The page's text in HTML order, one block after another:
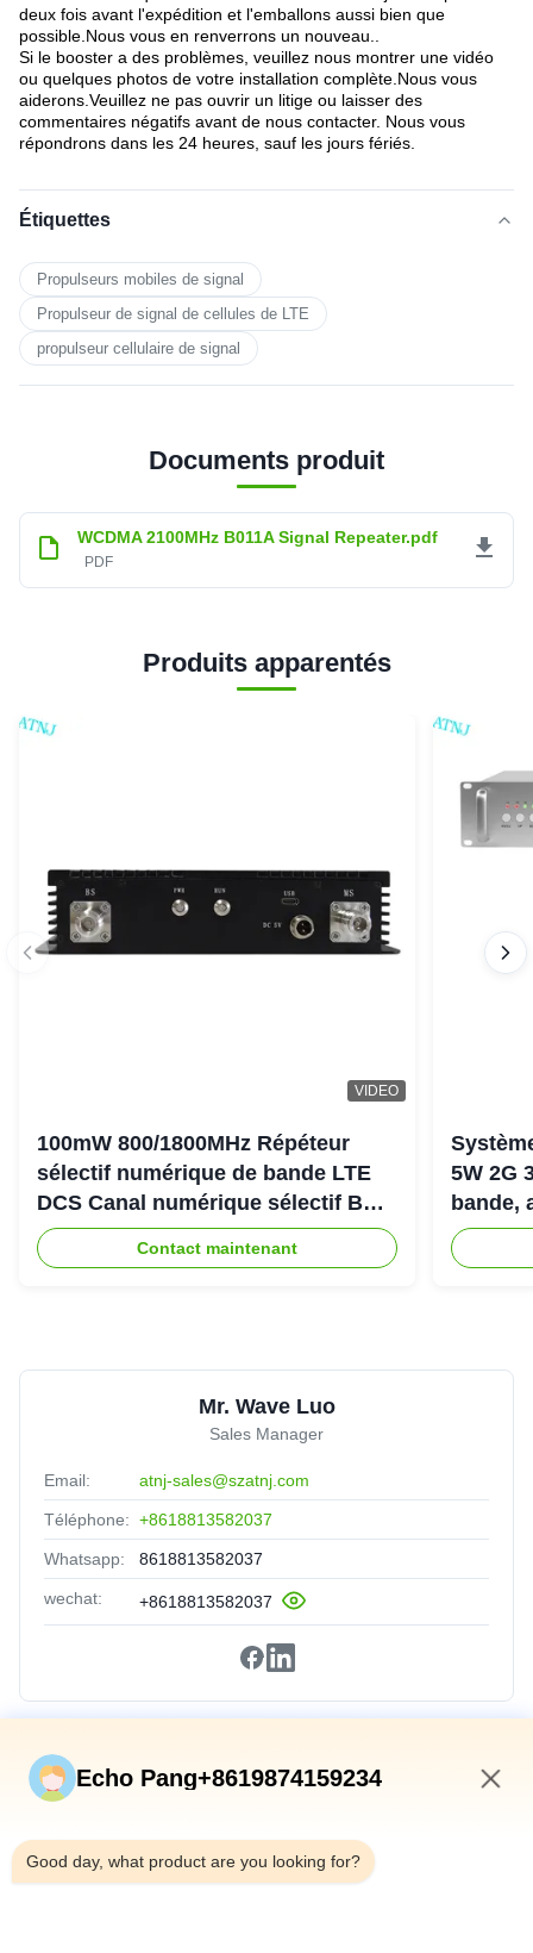
deux fois avant l'expédition et l'emballons aussi bien que
possible.Nous vous en renverrons un nouveau..
Si le booster a des problèmes, veuillez nous montrer une vidéo
ou quelques photos de votre installation complète.Nous vous
aiderons.Veuillez ne pas ouvrir un litige ou laisser des
commentaires négatifs avant de nous contacter. Nous vous
répondrons dans les 24 heures, sauf les jours fériés.
Étiquettes
Propulseurs mobiles de signal
Propulseur de signal de cellules de LTE
propulseur cellulaire de signal
Documents produit
WCDMA 2100MHz B011A Signal Repeater.pdf
PDF
Produits apparentés
VIDEO
100mW 800/1800MHz Répéteur
sélectif numérique de bande LTE
DCS Canal numérique sélectif Bda
Pico Répéteur
Contact maintenant
5W 2G
bande,
Mr. Wave Luo
Sales Manager
Email: atnj-sales@szatnj.com
Téléphone: +8618813582037
Whatsapp: 8618813582037
wechat: +8618813582037
Liens Rapides
Produits
À Propos De Nous
Echo Pang+8619874159234
Good day, what product are you looking for?